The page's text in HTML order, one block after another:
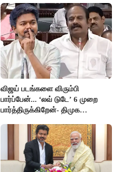
விஜய் படங்களை விரும்பி
பார்ப்பேன்... ‘லவ் டுடே’ 6 முறை
பார்த்திருக்கிறேன்- திமுக